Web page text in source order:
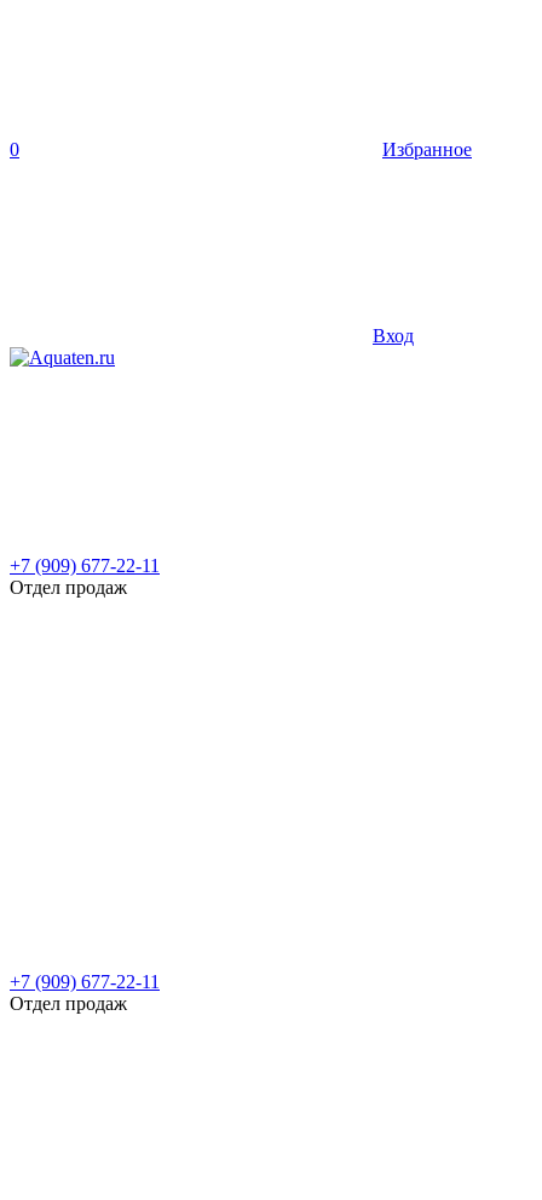
0 Избранное
Вход
+7 (909) 677-22-11
Отдел продаж
+7 (909) 677-22-11
Отдел продаж